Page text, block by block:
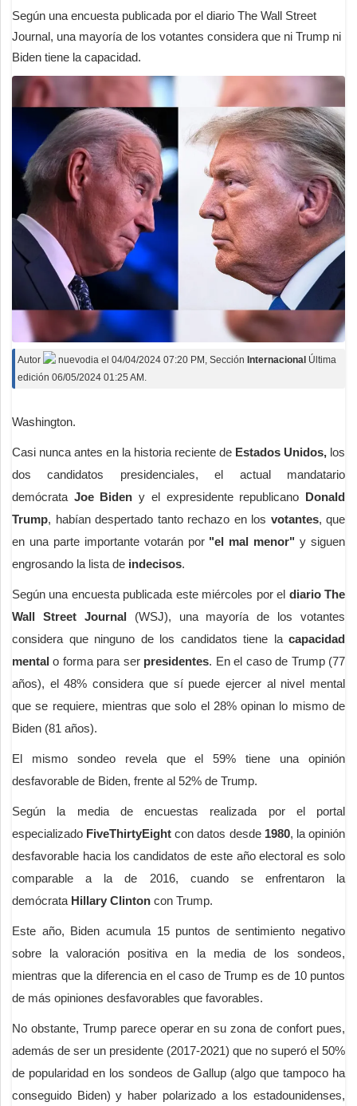
Según una encuesta publicada por el diario The Wall Street
Journal, una mayoría de los votantes considera que ni Trump ni
Biden tiene la capacidad.
Autor nuevodia el 04/04/2024 07:20 PM, Sección Internacional Última
edición 06/05/2024 01:25 AM.
Washington.
Casi nunca antes en la historia reciente de Estados Unidos, los
dos candidatos presidenciales, el actual mandatario
demócrata Joe Biden y el expresidente republicano Donald
Trump, habían despertado tanto rechazo en los votantes, que
en una parte importante votarán por "el mal menor" y siguen
engrosando la lista de indecisos.
Según una encuesta publicada este miércoles por el diario The
Wall Street Journal (WSJ), una mayoría de los votantes
considera que ninguno de los candidatos tiene la capacidad
mental o forma para ser presidentes. En el caso de Trump (77
años), el 48% considera que sí puede ejercer al nivel mental
que se requiere, mientras que solo el 28% opinan lo mismo de
Biden (81 años).
El mismo sondeo revela que el 59% tiene una opinión
desfavorable de Biden, frente al 52% de Trump.
Según la media de encuestas realizada por el portal
especializado FiveThirtyEight con datos desde 1980, la opinión
desfavorable hacia los candidatos de este año electoral es solo
comparable a la de 2016, cuando se enfrentaron la
demócrata Hillary Clinton con Trump.
Este año, Biden acumula 15 puntos de sentimiento negativo
sobre la valoración positiva en la media de los sondeos,
mientras que la diferencia en el caso de Trump es de 10 puntos
de más opiniones desfavorables que favorables.
No obstante, Trump parece operar en su zona de confort pues,
además de ser un presidente (2017-2021) que no superó el 50%
de popularidad en los sondeos de Gallup (algo que tampoco ha
conseguido Biden) y haber polarizado a los estadounidenses,